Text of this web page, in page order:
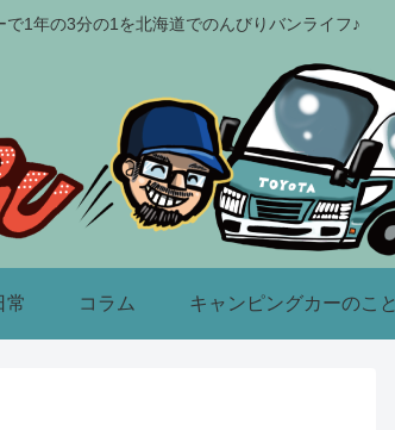
で1年の3分の1を北海道でのんびりバンライフ♪
常 コラム キャンピングカーのこと